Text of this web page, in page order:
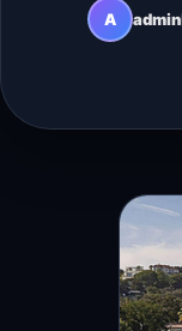
A admin